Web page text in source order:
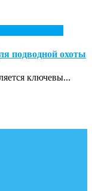
подводной охоты
ключевы...